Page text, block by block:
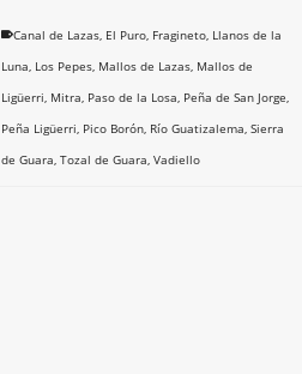
Canal de Lazas, El Puro, Fragineto, Llanos de la
Luna, Los Pepes, Mallos de Lazas, Mallos de
Ligüerri, Mitra, Paso de la Losa, Peña de San Jorge,
Peña Ligüerri, Pico Borón, Río Guatizalema, Sierra
de Guara, Tozal de Guara, Vadiello